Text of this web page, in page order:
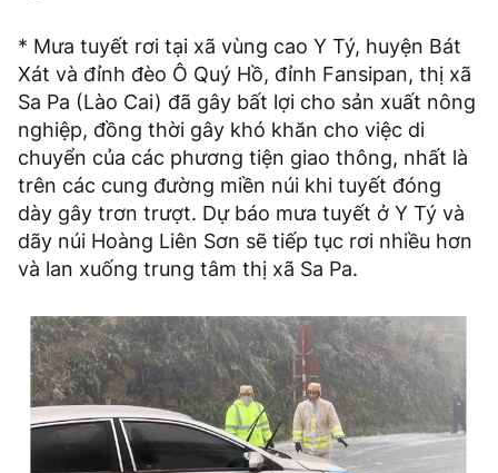
* Mưa tuyết rơi tại xã vùng cao Y Tý, huyện Bát
Xát và đỉnh đèo Ô Quý Hồ, đỉnh Fansipan, thị xã
Sa Pa (Lào Cai) đã gây bất lợi cho sản xuất nông
nghiệp, đồng thời gây khó khăn cho việc di
chuyển của các phương tiện giao thông, nhất là
trên các cung đường miền núi khi tuyết đóng
dày gây trơn trượt. Dự báo mưa tuyết ở Y Tý và
dãy núi Hoàng Liên Sơn sẽ tiếp tục rơi nhiều hơn
và lan xuống trung tâm thị xã Sa Pa.